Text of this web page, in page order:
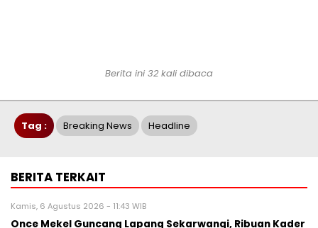
Berita ini 32 kali dibaca
Tag : Breaking News Headline
BERITA TERKAIT
Kamis, 6 Agustus 2026 - 11:43 WIB
Once Mekel Guncang Lapang Sekarwangi, Ribuan Kader